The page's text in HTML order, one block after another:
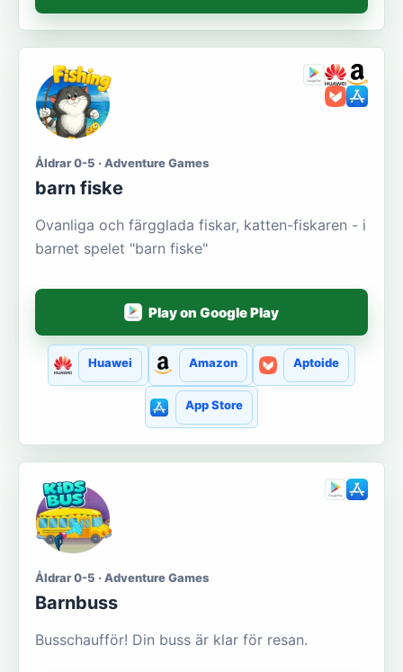
Åldrar 0-5 · Adventure Games
barn fiske
Ovanliga och färgglada fiskar, katten-fiskaren - i
barnet spelet "barn fiske"
Play on Google Play
Huawei Amazon Aptoide
App Store
Åldrar 0-5 · Adventure Games
Barnbuss
Busschaufför! Din buss är klar för resan.